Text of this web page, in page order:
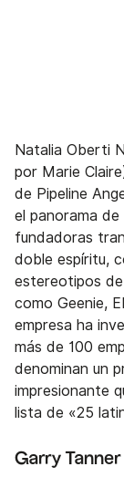
Natalia Oberti
por Marie
de Pipeline
el panorama
fundadoras
doble espíritu,
estereotipos
como Geenie,
empresa ha
más de 100
denominan un
impresionante
lista de «25
Garry Tanner